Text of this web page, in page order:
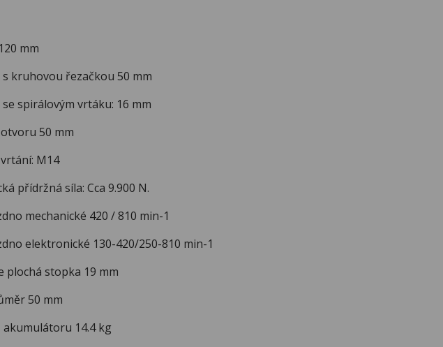
mm
kruhovou řezačkou 50 mm
spirálovým vrtáku: 16 mm
50 mm
M14
přídržná síla: Cca 9.900 N.
mechanické 420 / 810 min-1
elektronické 130-420/250-810 min-1
plochá stopka 19 mm
50 mm
14.4 kg